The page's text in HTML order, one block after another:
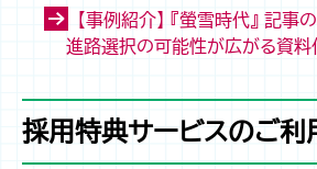
【事例紹介】 『螢雪時代』 記
進路選択の可能性が広がる資料
採用特典サービスのご利